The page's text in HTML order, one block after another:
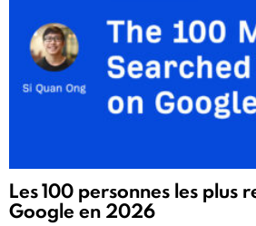
Les 100 personnes les plus
Google en 2026